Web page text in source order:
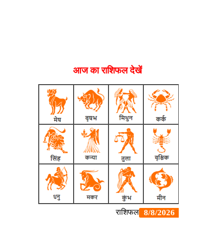
आज का राशिफल देखें